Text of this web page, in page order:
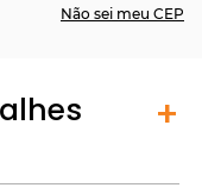
Não sei meu CEP